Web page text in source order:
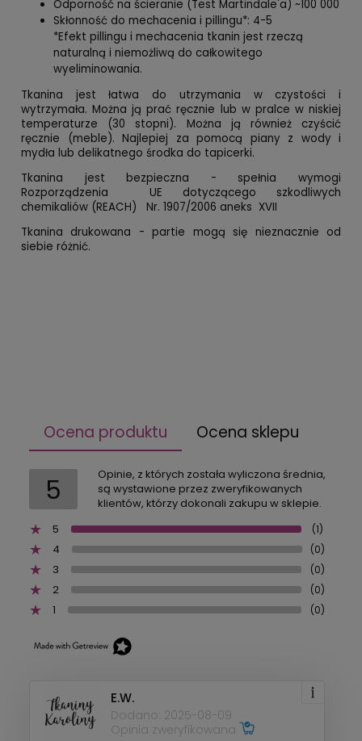
Odporność na ścieranie (Test Martindale'a) ~100 000
Skłonność do mechacenia i pillingu*: 4-5
*Efekt pillingu i mechacenia tkanin jest rzeczą
naturalną i niemożliwą do całkowitego
wyeliminowania.
Tkanina jest łatwa do utrzymania w czystości i
wytrzymała. Można ją prać ręcznie lub w pralce w niskiej
temperaturze (30 stopni). Można ją również czyścić
ręcznie (meble). Najlepiej za pomocą piany z wody i
mydła lub delikatnego środka do tapicerki.
Tkanina jest bezpieczna - spełnia wymogi
Rozporządzenia UE dotyczącego szkodliwych
chemikaliów (REACH) Nr. 1907/2006 aneks XVII
Tkanina drukowana - partie mogą się nieznacznie od
siebie różnić.
Ocena produktu Ocena sklepu
5
Opinie, z których została wyliczona średnia,
są wystawione przez zweryfikowanych
klientów, którzy dokonali zakupu w sklepie.
5
(1)
4 (0)
3 (0)
2 (0)
1 (0)
E.W.
Dodano: 2025-08-09
Opinia zweryfikowana